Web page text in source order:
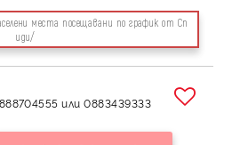
места посещавани по график от Сп
иди/
или 0883439333